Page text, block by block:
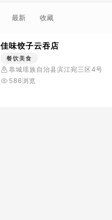
最新 收藏
佳味饺子云吞店
餐饮美食
恭城瑶族自治县滨江宛三区4号
586浏览